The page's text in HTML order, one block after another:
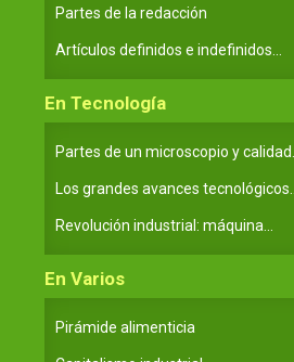
Partes de la redacción
Artículos definidos e indefinidos...
En Tecnología
Partes de un microscopio y calidad...
Los grandes avances tecnológicos...
Revolución industrial: máquina...
En Varios
Pirámide alimenticia